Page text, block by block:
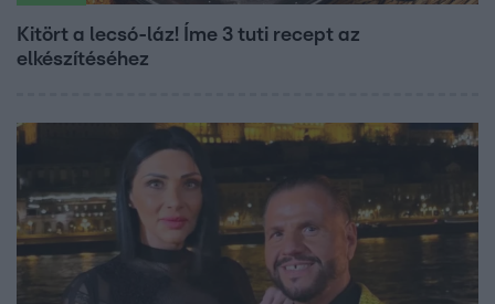
Kitört a lecsó-láz! Íme 3 tuti recept az
elkészítéséhez